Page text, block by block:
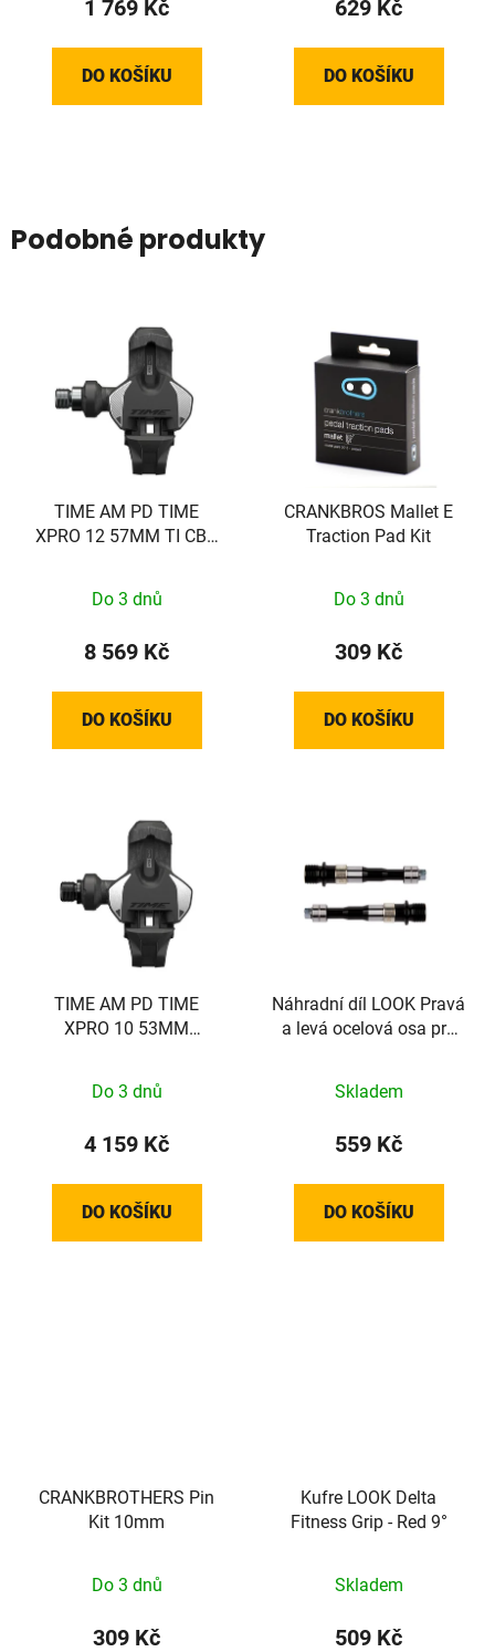
1 769 Kč
DO KOŠÍKU
629 Kč
DO KOŠÍKU
Podobné produkty
TIME AM PD TIME
XPRO 12 57MM TI CBN
Do 3 dnů
8 569 Kč
DO KOŠÍKU
CRANKBROS Mallet E
Traction Pad Kit
Do 3 dnů
309 Kč
DO KOŠÍKU
TIME AM PD TIME
XPRO 10 53MM
Do 3 dnů
4 159 Kč
DO KOŠÍKU
Náhradní díl LOOK Pravá
a levá ocelová osa pro
Skladem
559 Kč
DO KOŠÍKU
CRANKBROTHERS Pin
Kit 10mm
Do 3 dnů
309 Kč
Kufre LOOK Delta
Fitness Grip - Red 9°
Skladem
509 Kč